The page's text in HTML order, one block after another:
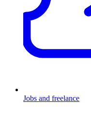
Jobs and freelance